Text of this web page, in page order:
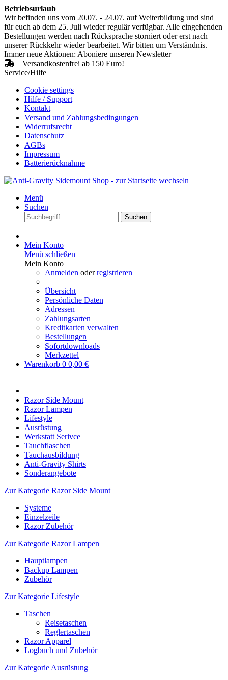
Betriebsurlaub
Wir befinden uns vom 20.07. - 24.07. auf Weiterbildung und sind
für euch ab dem 25. Juli wieder regulär verfügbar. Alle eingehenden
Bestellungen werden nach Rücksprache storniert oder erst nach
unserer Rückkehr wieder bearbeitet. Wir bitten um Verständnis.
Immer neue Aktionen: Aboniere unseren Newsletter
Versandkostenfrei ab 150 Euro!
Service/Hilfe
Cookie settings
Hilfe / Support
Kontakt
Versand und Zahlungsbedingungen
Widerrufsrecht
Datenschutz
AGBs
Impressum
Batterierücknahme
Menü
Suchen
Suchen
Mein Konto
Menü schließen
Mein Konto
Anmelden oderregistrieren
Übersicht
Persönliche Daten
Adressen
Zahlungsarten
Kreditkarten verwalten
Bestellungen
Sofortdownloads
Merkzettel
Warenkorb 0 0,00 €
Razor Side Mount
Razor Lampen
Lifestyle
Ausrüstung
Werkstatt Serivce
Tauchflaschen
Tauchausbildung
Anti-Gravity Shirts
Sonderangebote
Zur Kategorie Razor Side Mount
Systeme
Einzelzeile
Razor Zubehör
Zur Kategorie Razor Lampen
Hauptlampen
Backup Lampen
Zubehör
Zur Kategorie Lifestyle
Taschen
Reisetaschen
Reglertaschen
Razor Apparel
Logbuch und Zubehör
Zur Kategorie Ausrüstung